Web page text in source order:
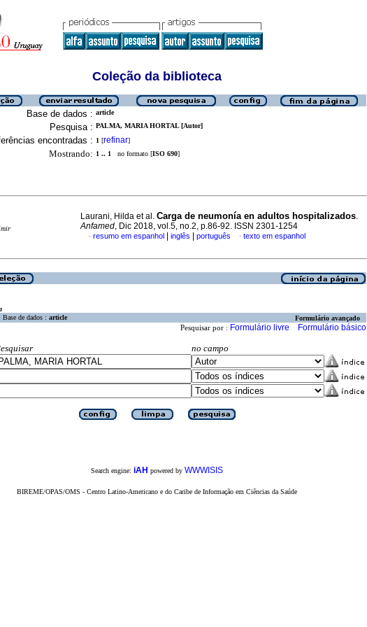
Coleção da biblioteca
Base de dados : article
Pesquisa : PALMA, MARIA HORTAL [Autor]
encontradas : 1 [refinar]
Mostrando: 1 .. 1 no formato [ISO 690]
Laurani, Hilda et al. Carga de neumonía en adultos hospitalizados.
Anfamed, Dic 2018, vol.5, no.2, p.86-92. ISSN 2301-1254
· resumo em espanhol inglês português · texto em espanhol
Base de dados : article Formulário avançado
Pesquisar por : Formulário livre Formulário básico
no campo
Search engine: iAH powered by WWWISIS
BIREME/OPAS/OMS - Centro Latino-Americano e do Caribe de Informação em Ciências da Saúde